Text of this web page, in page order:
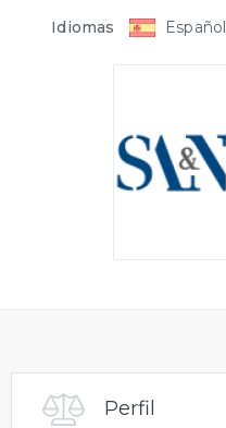
Idiomas Español
Perfil